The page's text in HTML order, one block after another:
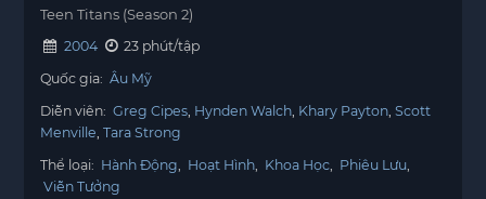
Teen Titans (Season 2)
2004
23 phút/tập
Quốc gia: Âu Mỹ
Diễn viên: Greg Cipes Hynden Walch Khary Payton Scott
Menville Tara Strong
Thể loại: Hành Động Hoạt Hình Khoa Học Phiêu Lưu
Viễn Tưởng